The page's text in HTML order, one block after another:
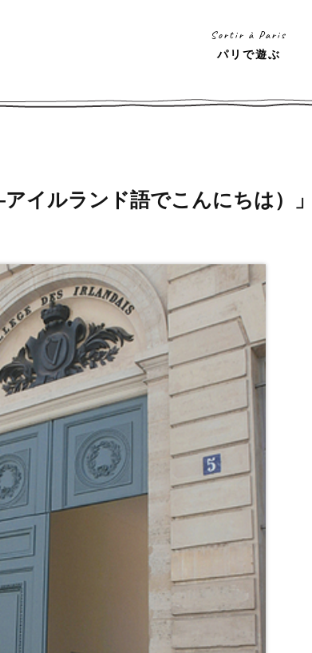
Sortir à Paris
パリで遊ぶ
イルランド語でこんにちは）」